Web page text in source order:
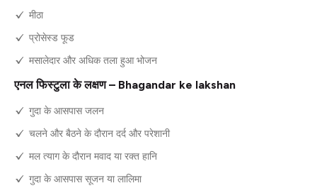
मीठा
प्रोसेस्ड फूड
मसालेदार और अधिक तला हुआ भोजन
एनल फिस्टुला के लक्षण – Bhagandar ke lakshan
गुदा के आसपास जलन
चलने और बैठने के दौरान दर्द और परेशानी
मल त्याग के दौरान मवाद या रक्त हानि
गुदा के आसपास सूजन या लालिमा